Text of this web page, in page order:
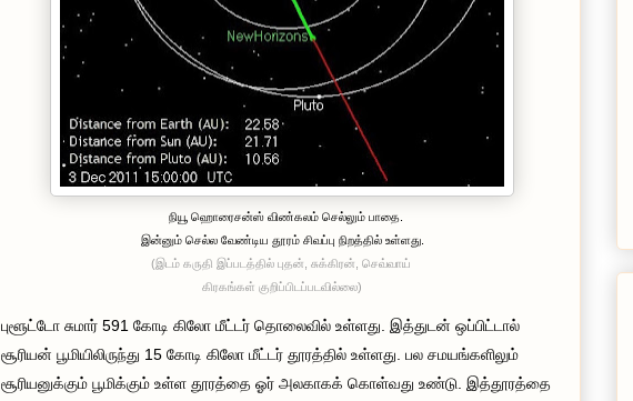
நியூ ஹொரைசன்ஸ் விண்கலம் செல்லும் பாதை.
இன்னும் செல்ல வேண்டிய தூரம் சிவப்பு நிறத்தில் உள்ளது.
(இடம் கருதி இப்படத்தில் புதன், சுக்கிரன், செவ்வாய்
கிரகங்கள் குறிப்பிடப்படவில்லை)
புளூட்டோ சுமார் 591 கோடி கிலோ மீட்டர் தொலைவில் உள்ளது. இத்துடன் ஒப்பிட்டால்
சூரியன் பூமியிலிருந்து 15 கோடி கிலோ மீட்டர் தூரத்தில் உள்ளது. பல சமயங்களிலும்
சூரியனுக்கும் பூமிக்கும் உள்ள தூரத்தை ஓர் அலகாகக் கொள்வது உண்டு. இத்தூரத்தை